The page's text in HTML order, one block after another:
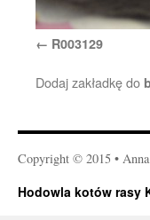
R003129
Dodaj zakładkę do
Copyright © 2015 •
Hodowla kotów rasy